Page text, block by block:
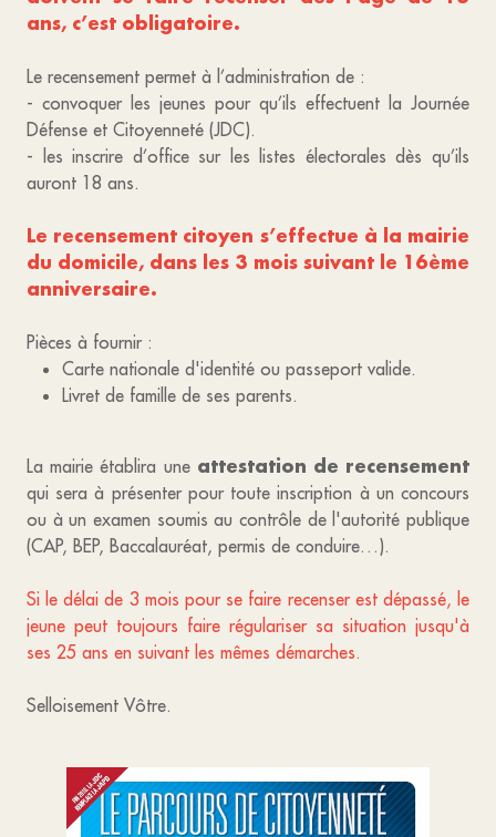
ans, c’est obligatoire.
Le recensement permet à l’administration de :
- convoquer les jeunes pour qu’ils effectuent la Journée
Défense et Citoyenneté (JDC).
- les inscrire d’office sur les listes électorales dès qu’ils
auront 18 ans.
Le recensement citoyen s’effectue à la mairie
du domicile, dans les 3 mois suivant le 16ème
anniversaire.
Pièces à fournir :
Carte nationale d'identité ou passeport valide.
Livret de famille de ses parents.
La mairie établira une attestation de recensement
qui sera à présenter pour toute inscription à un concours
ou à un examen soumis au contrôle de l'autorité publique
(CAP, BEP, Baccalauréat, permis de conduire…).
Si le délai de 3 mois pour se faire recenser est dépassé, le
jeune peut toujours faire régulariser sa situation jusqu'à
ses 25 ans en suivant les mêmes démarches.
Selloisement Vôtre.